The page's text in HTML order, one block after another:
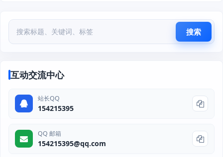
搜索
互动交流中心
站长QQ
154215395
QQ 邮箱
154215395@qq.com